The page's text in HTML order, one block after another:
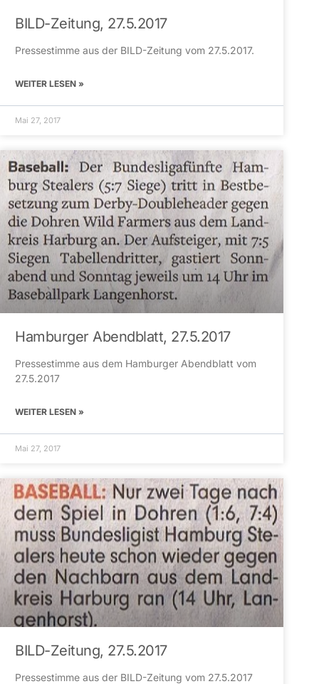
BILD-Zeitung, 27.5.2017
Pressestimme aus der BILD-Zeitung vom 27.5.2017.
WEITER LESEN »
Mai 27, 2017
Hamburger Abendblatt, 27.5.2017
Pressestimme aus dem Hamburger Abendblatt vom
27.5.2017
WEITER LESEN »
Mai 27, 2017
BILD-Zeitung, 27.5.2017
Pressestimme aus der BILD-Zeitung vom 27.5.2017